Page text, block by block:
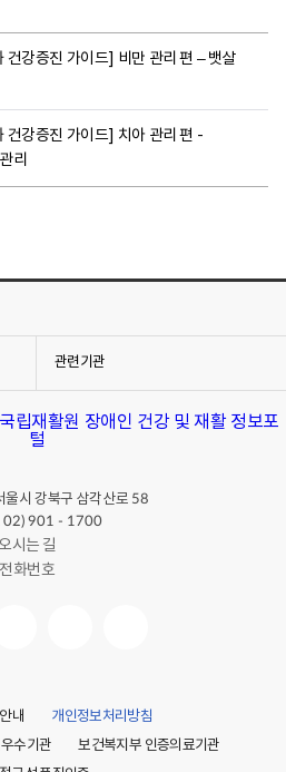
부기가 빠지면 따뜻한 수건으로
바닥이나 물건에 머리를 세게
나 신경외과에 가서 진료를
실이나 정형외과에 가서 치료를
상처 치료하기 일상생활에서
이 닿지 않도록 합니다. 베인
이물질이 깊게 박혀 있다면
치료를 받습니다. 필요하면
습니다. 상처가 어느 정도 나을 때
떨어진 후, 상처 연고가 있다면
로 바릅니다. 이렇게 하면 흉터가
을 회상 전문병원이라고 합니다.
이지에서 전문병원검색으로
원 화면에서 화상을 클릭하시면
관을 찾으실 수 있습니다. 추가로
원협의회, 전화 02 702에
화 건강검진사업을 클릭한 다음,
장애친화 건강검진기관 찾기를
친화 건강검진기관을 찾으실 수
건강증진 가이드] 비만 관리 편 – 뱃살
건강증진 가이드] 치아 관리 편 -
리
관련기관
울시 강북구 삼각산로 58
02) 901 - 1700
시는 길
전화번호
내
개인정보처리방침
수기관
보건복지부 인증의료기관